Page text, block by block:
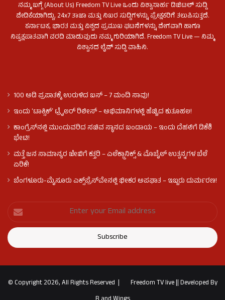
ನಮ್ಮ ಬಗ್ಗೆ (About Us) Freedom TV Live ಒಂದು ವಿಶ್ವಾಸಾರ್ಹ ಡಿಜಿಟಲ್ ಸುದ್ದಿ
ವೇದಿಕೆಯಾಗಿದ್ದು, 24x7 ತಾಜಾ ಮತ್ತು ನಿಖರ ಸುದ್ದಿಗಳನ್ನು ಪ್ರೇಕ್ಷಕರಿಗೆ ತಲುಪಿಸುತ್ತದೆ.
ಕರ್ನಾಟಕ, ಭಾರತ ಮತ್ತು ವಿಶ್ವದ ಪ್ರಮುಖ ಘಟನೆಗಳನ್ನು ವೇಗವಾಗಿ ಹಾಗೂ
ನಿಷ್ಪಕ್ಷಪಾತವಾಗಿ ವರದಿ ಮಾಡುವುದು ನಮ್ಮ ಗುರಿಯಾಗಿದೆ. Freedom TV Live — ನಿಮ್ಮ
ವಿಶ್ವಾಸದ ಲೈವ್ ಸುದ್ದಿ ವಾಹಿನಿ.
100 ಅಡಿ ಪ್ರಪಾತಕ್ಕೆ ಉರುಳಿದ ಬಸ್‌ – 7 ಮಂದಿ ಸಾವು!
ಇಂದು ʻಟಾಕ್ಸಿಕ್ʼ ಟ್ರೈಲರ್ ರಿಲೀಸ್‌ – ಅಭಿಮಾನಿಗಳಲ್ಲಿ ಹೆಚ್ಚಿದ ಕುತೂಹಲ!
ಕಾಂಗ್ರೆಸ್​ನಲ್ಲಿ ಮುಂದುವರಿದ ಸಚಿವ ಸ್ಥಾನದ ಬಂಡಾಯ – ಇಂದು ದೆಹಲಿಗೆ ಡಿಕೆಶಿ
ಭೇಟಿ!
ಮತ್ತೆ ಜನ ಸಾಮಾನ್ಯರ ಜೇಬಿಗೆ ಕತ್ತರಿ – ಎಲೆಕ್ಟ್ರಾನಿಕ್ಸ್ & ಮೊಬೈಲ್ ಉತ್ಪನ್ನಗಳ ಬೆಲೆ
ಏರಿಕೆ!
ಬೆಂಗಳೂರು-ಮೈಸೂರು ಎಕ್ಸ್‌ಪ್ರೆಸ್‌ವೇನಲ್ಲಿ ಭೀಕರ ಅಪಘಾತ – ಇಬ್ಬರು ದುರ್ಮರಣ!
© Copyright 2026, All Rights Reserved | Freedom TV live||Developed By